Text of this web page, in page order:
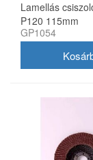
Lamellás
P120 115mm
GP1054